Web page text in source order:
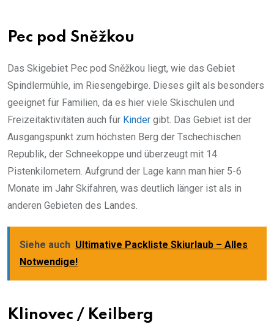
Pec pod Sněžkou
Das Skigebiet Pec pod Sněžkou liegt, wie das Gebiet
Spindlermühle, im Riesengebirge. Dieses gilt als besonders
geeignet für Familien, da es hier viele Skischulen und
Freizeitaktivitäten auch für Kinder gibt. Das Gebiet ist der
Ausgangspunkt zum höchsten Berg der Tschechischen
Republik, der Schneekoppe und überzeugt mit 14
Pistenkilometern. Aufgrund der Lage kann man hier 5-6
Monate im Jahr Skifahren, was deutlich länger ist als in
anderen Gebieten des Landes.
Siehe auch Ultimative Packliste Skiurlaub – Alles
Notwendige!
Klinovec / Keilberg